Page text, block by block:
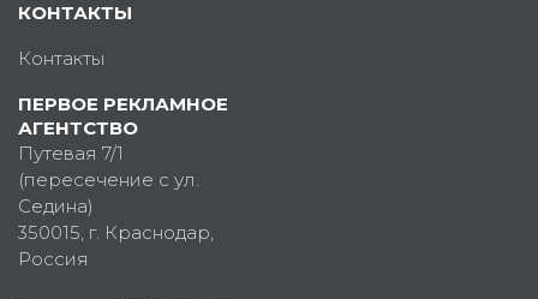
КОНТАКТЫ
Контакты
ПЕРВОЕ РЕКЛАМНОЕ
АГЕНТСТВО
Путевая 7/1
(пересечение с ул.
Седина)
350015, г. Краснодар,
Россия